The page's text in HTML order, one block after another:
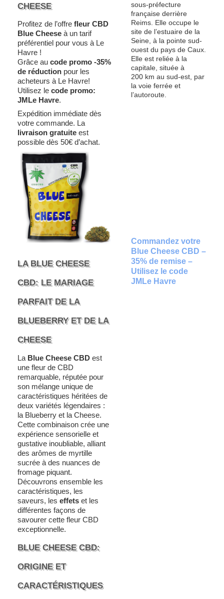
CHEESE
Profitez de l’offre fleur CBD
Blue Cheese à un tarif
préférentiel pour vous à Le
Havre !
Grâce au code promo -35%
de réduction pour les
acheteurs à Le Havre!
Utilisez le code promo:
JMLe Havre.
Expédition immédiate dès
votre commande. La
livraison gratuite est
possible dès 50€ d’achat.
LA BLUE CHEESE
CBD: LE MARIAGE
PARFAIT DE LA
BLUEBERRY ET DE LA
CHEESE
La Blue Cheese CBD est
une fleur de CBD
remarquable, réputée pour
son mélange unique de
caractéristiques héritées de
deux variétés légendaires :
la Blueberry et la Cheese.
Cette combinaison crée une
expérience sensorielle et
gustative inoubliable, alliant
des arômes de myrtille
sucrée à des nuances de
fromage piquant.
Découvrons ensemble les
caractéristiques, les
saveurs, les effets et les
différentes façons de
savourer cette fleur CBD
exceptionnelle.
BLUE CHEESE CBD:
ORIGINE ET
CARACTÉRISTIQUES
sous-préfecture
française derrière
Reims. Elle occupe le
site de l’estuaire de la
Seine, à la pointe sud-
ouest du pays de Caux.
Elle est reliée à la
capitale, située à
200 km au sud-est, par
la voie ferrée et
l’autoroute.
Commandez votre
Blue Cheese CBD –
35% de remise –
Utilisez le code
JMLe Havre